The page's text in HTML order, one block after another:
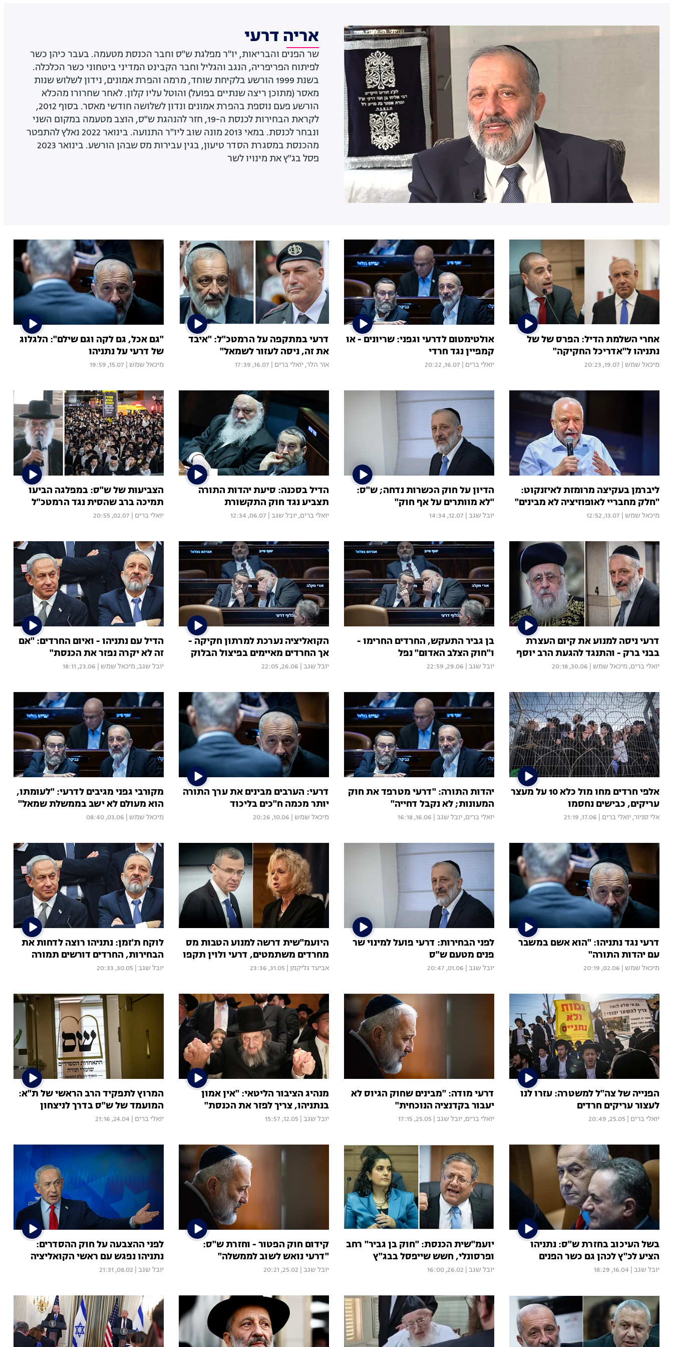
אריה דרעי
שר הפנים והבריאות, יו"ר מפלגת ש"ס וחבר הכנסת מטעמה. בעבר כיהן כשר
לפיתוח הפריפריה, הנגב והגליל וחבר הקבינט המדיני ביטחוני כשר הכלכלה.
בשנת 1999 הורשע בלקיחת שוחד, מרמה והפרת אמונים, נידון לשלוש שנות
מאסר (מתוכן ריצה שנתיים בפועל) והוטל עליו קלון. לאחר שחרורו מהכלא
הורשע פעם נוספת בהפרת אמונים ונדון לשלושה חודשי מאסר. בסוף 2012,
לקראת הבחירות לכנסת ה-19, חזר להנהגת ש"ס, הוצב מטעמה במקום השני
ונבחר לכנסת. במאי 2013 מונה שוב ליו"ר התנועה. בינואר 2022 נאלץ להתפטר
מהכנסת במסגרת הסדר טיעון, בגין עבירות מס שבהן הורשע. בינואר 2023
פסל בג"ץ את מינויו לשר
אחרי השלמת הדיל: הפרס של של
נתניהו ל"אדריכל החקיקה"
מיכאל שמש 19.07, 20:23
אולטימטום לדרעי וגפני: שריונים - או
קמפיין נגד חרדי
יואלי ברים 16.07, 20:22
דרעי במתקפה על הרמטכ"ל: "איבד
את זה, ניסה לעזור לשמאל"
אור הלר, יואלי ברים 16.07, 17:39
"גם אכל, גם לקה וגם שילם": הלגלוג
של דרעי על נתניהו
מיכאל שמש 15.07, 19:59
ליברמן בעקיצה מרומזת לאיזנקוט:
"חלק מחבריי לאופוזיציה לא מבינים"
מיכאל שמש 13.07, 12:52
הדיון על חוק הכשרות נדחה; ש"ס:
"לא מוותרים על אף חוק"
יובל שגב 12.07, 14:34
הדיל בסכנה: סיעת יהדות התורה
תצביע נגד חוק התקשורת
יואלי ברים, יובל שגב 06.07, 12:34
הצביעות של ש"ס: במפלגה הביעו
תמיכה ברב שהסית נגד הרמטכ"ל
יואלי ברים 02.07, 20:55
דרעי ניסה למנוע את קיום העצרת
בבני ברק - והתנגד להגעת הרב יוסף
יואלי ברים, מיכאל שמש 30.06, 20:18
בן גביר התעקש, החרדים החרימו -
ו"חוק הצלב האדום" נפל
יובל שגב 29.06, 22:59
הקואליציה נערכת למרתון חקיקה -
אך החרדים מאיימים בפיצול הבלוק
יובל שגב 26.06, 22:05
הדיל עם נתניהו - ואיום החרדים: "אם
זה לא יקרה נפזר את הכנסת"
יובל שגב, מיכאל שמש 23.06, 18:11
אלפי חרדים מחו מול כלא 10 על מעצר
עריקים, כבישים נחסמו
אלי סניור, יואלי ברים 17.06, 21:19
יהדות התורה: "דרעי מטרפד את חוק
המעונות; לא נקבל דחייה"
יואלי ברים, יובל שגב 16.06, 16:18
דרעי: הערבים מבינים את ערך התורה
יותר מכמה ח"כים בליכוד
מיכאל שמש 10.06, 20:26
מקורבי גפני מגיבים לדרעי: "לעומתו,
הוא מעולם לא ישב בממשלת שמאל"
מיכאל שמש 03.06, 08:40
דרעי נגד נתניהו: "הוא אשם במשבר
עם יהדות התורה"
מיכאל שמש 02.06, 20:19
לפני הבחירות: דרעי פועל למינוי שר
פנים מטעם ש"ס
יובל שגב 01.06, 20:47
היועמ"שית דרשה למנוע הטבות מס
מחרדים משתמטים, דרעי ולוין תקפו
אביעד גליקמן 31.05, 23:36
לוקח ת'זמן: נתניהו רוצה לדחות את
הבחירות, החרדים דורשים תמורה
יובל שגב 30.05, 20:33
הפנייה של צה"ל למשטרה: עזרו לנו
לעצור עריקים חרדים
יואלי ברים 25.05, 20:49
דרעי מודה: "מבינים שחוק הגיוס לא
יעבור בקדנציה הנוכחית"
יואלי ברים, יובל שגב 25.05, 17:15
מנהיג הציבור הליטאי: "אין אמון
בנתניהו, צריך לפזר את הכנסת"
יובל שגב 12.05, 15:57
המרוץ לתפקיד הרב הראשי של ת"א:
המועמד של ש"ס בדרך לניצחון
יואלי ברים 24.04, 21:16
בשל העיכוב בחזרת ש"ס: נתניהו
הציע לכ"ץ לכהן גם כשר הפנים
יובל שגב 16.04, 18:29
יועמ"שית הכנסת: "חוק בן גביר" רחב
ופרסונלי, חשש שייפסל בבג"ץ
יובל שגב 26.02, 16:00
קידום חוק הפטור - וחזרת ש"ס:
"דרעי נואש לשוב לממשלה"
יובל שגב 25.02, 20:21
לפני ההצבעה על חוק ההסדרים:
נתניהו נפגש עם ראשי הקואליציה
יובל שגב 08.02, 21:31